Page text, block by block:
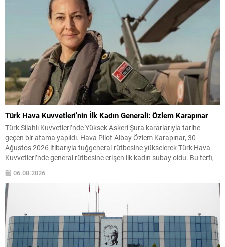
Türk Hava Kuvvetleri’nin İlk Kadın Generali: Özlem Karapınar
Türk Silahlı Kuvvetleri’nde Yüksek Askeri Şura kararlarıyla tarihe
geçen bir atama yapıldı. Hava Pilot Albay Özlem Karapınar, 30
Ağustos 2026 itibarıyla tuğgeneral rütbesine yükselerek Türk Hava
Kuvvetleri’nde general rütbesine erişen ilk kadın subay oldu. Bu terfi,
kadınların askeri komuta kademelerindeki temsiliyetinin güçlenmesi
açısından önemli bir işaret niteliği taşıyor. YAŞ toplantısında...
06.08.2026